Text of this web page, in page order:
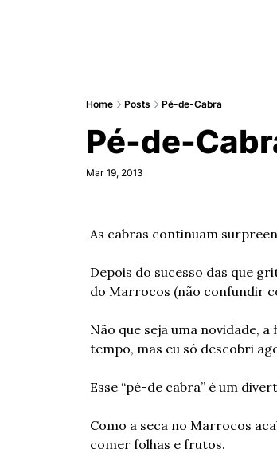
Home Posts Pé-de-Cabra
Pé-de-
Mar 19, 2013
As cabras continuam
Depois do sucesso das que
do Marrocos (não confundir
Não que seja uma novidade,
tempo, mas eu só descobri
Esse “pé-de cabra” é um
Como a seca no Marrocos
comer folhas e frutos.